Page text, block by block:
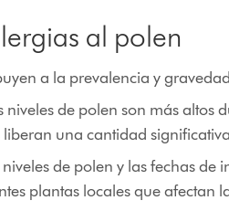
al polen
a la prevalencia y
niveles de polen son más altos
una cantidad
niveles de polen y las fechas
plantas locales que afectan